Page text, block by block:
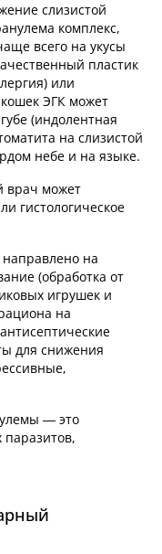
слизистой
комплекс,
всего на укусы
пластик
или
ЭГК может
(индолентная
на слизистой
небе и на языке.
врач может
гистологическое
направлено на
(обработка от
игрушек и
на
для снижения
— это